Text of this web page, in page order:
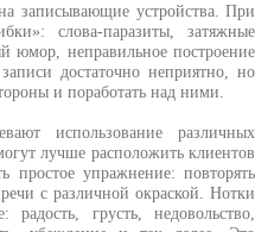
записывающие устройства. При
слова-паразиты, затяжные
юмор, неправильное построение
достаточно неприятно, но
и поработать над ними.
использование различных
лучше расположить клиентов
простое упражнение: повторять
с различной окраской. Нотки
грусть, недовольство,